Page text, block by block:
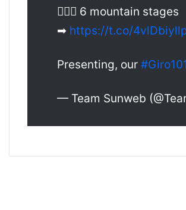
🚵🏼‍♂️ 6 mountain stages
➡ https://t.co/
Presenting, our
— Team Sunweb